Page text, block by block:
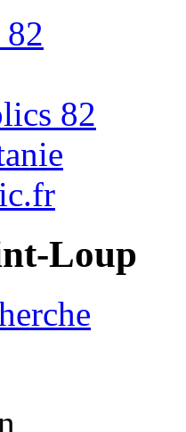
82
Loup